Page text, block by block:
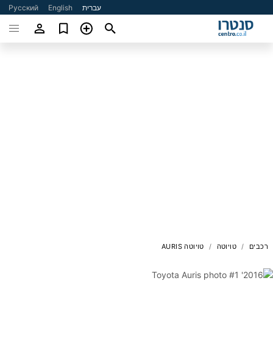
עברית English
Русский
רכבים טויוטה טויוטה AURIS